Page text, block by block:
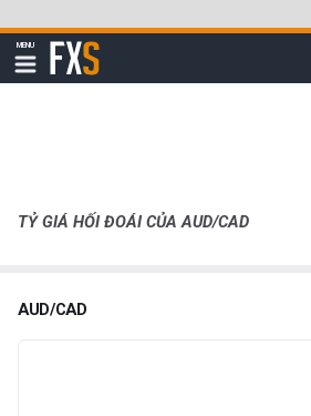
qua
đi
MENU
Hiển
thị
FXStreet
TỶ GIÁ HỐI ĐOÁI CỦA AUD/CAD
AUD/CAD